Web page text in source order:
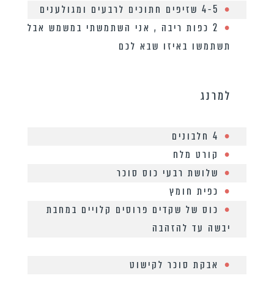
4-5 שזיפים חתוכים לרבעים ומגולענים
2 כפות ריבה , אני השתמשתי במשמש אבל
תשתמשו באיזו שבא לכם
למרנג
4 חלבונים
קורט מלח
שלושת רבעי כוס סוכר
כפית חומץ
כוס של שקדים פרוסים קלויים במחבת
יבשה עד להזהבה
אבקת סוכר לקישוט